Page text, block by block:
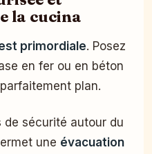
la cucina
primordiale. Posez
en fer ou en béton
plan.
de sécurité autour du
une évacuation